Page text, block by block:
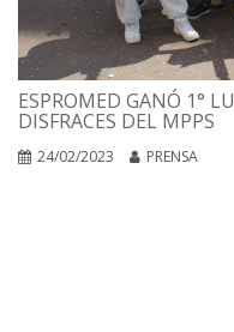
ESPROMED GANÓ 1°
DISFRACES DEL MPPS
24/02/2023 PRENSA